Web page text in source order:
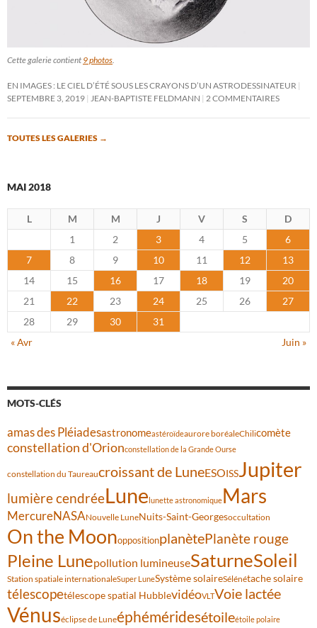
Cette galerie contient 9 photos.
EN IMAGES : LE CIEL D’ÉTÉ SOUS LES CRAYONS D’UN ASTRODESSINATEUR
SEPTEMBRE 3, 2019 JEAN-BAPTISTE FELDMANN 2 COMMENTAIRES
TOUTES LES GALERIES →
MAI 2018
L M M J V S
D
1
2 3 4 5
6
7
8 9 10 11 12
13
14
15 16 17 18 19
20
21
22 23 24 25 26
27
28
29 30
31
« Avr
Juin »
MOTS-CLÉS
amas des Pléiadesastronomeastéroïdeaurore boréaleChilicomète
constellation d'Orionconstellation de la Grande Ourse
constellation du Taureaucroissant de LuneESOISSJupiter
lumière cendréeLune lunette astronomiqueMars
MercureNASANouvelle LuneNuits-Saint-Georgesoccultation
On the MoonoppositionplanètePlanète rouge
Pleine Lunepollution lumineuseSaturneSoleil
Station spatiale internationaleSuper LuneSystème solaireSélénétache solaire
télescopetélescope spatial HubblevidéoVLTVoie lactée
Vénuséclipse de Luneéphéméridesétoileétoile polaire